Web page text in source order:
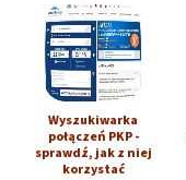
Wyszukiwarka
połączeń PKP -
sprawdź, jak z niej
korzystać